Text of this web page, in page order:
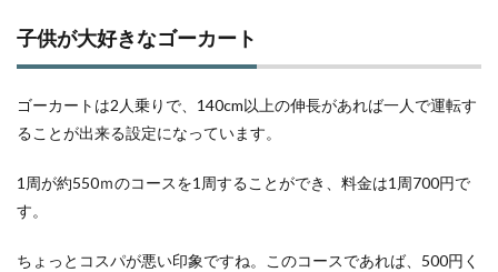
子供が大好きなゴーカート
ゴーカートは2人乗りで、140cm以上の伸長があれば一人で運転す
ることが出来る設定になっています。
1周が約550ｍのコースを1周することができ、料金は1周700円で
す。
ちょっとコスパが悪い印象ですね。このコースであれば、500円く